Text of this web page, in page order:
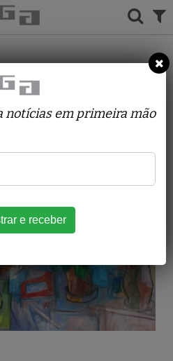
MORAES
notícias em primeira mão